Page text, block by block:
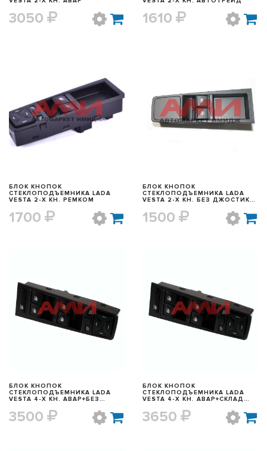
3050 1610
БЫСТРЫЙ ПРОСМОТР
БЛОК КНОПОК
СТЕКЛОПОДЪЕМНИКА LADA
VESTA 2-Х КН. РЕМКОМ
1700
БЫСТРЫЙ ПРОСМОТР
БЛОК КНОПОК
СТЕКЛОПОДЪЕМНИКА LADA
VESTA 2-Х КН. БЕЗ ДЖОСТИКА
1500
БЫСТРЫЙ ПРОСМОТР
БЛОК КНОПОК
СТЕКЛОПОДЪЕМНИКА LADA
VESTA 4-Х КН. АВАР+БЕЗ
3500
БЫСТРЫЙ ПРОСМОТР
БЛОК КНОПОК
СТЕКЛОПОДЪЕМНИКА LADA
VESTA 4-Х КН. АВАР+СКЛАД
3650